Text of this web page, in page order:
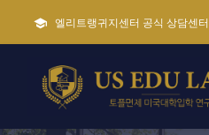
엘리트랭귀지센터 공식 상담센터